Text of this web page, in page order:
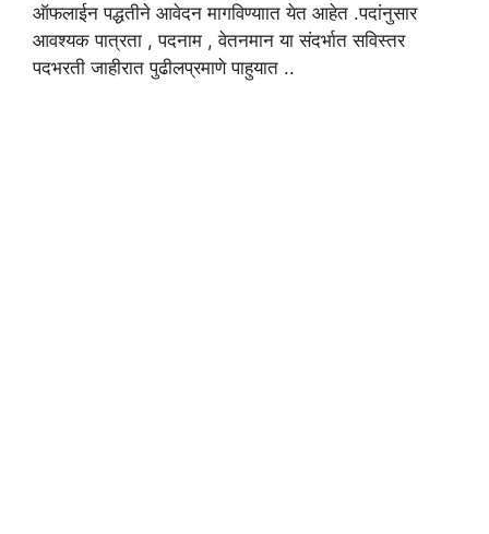
ऑफलाईन पद्धतीने आवेदन मागविण्याात येत आहेत .पदांनुसार
आवश्यक पात्रता , पदनाम , वेतनमान या संदर्भात सविस्तर
पदभरती जाहीरात पुढीलप्रमाणे पाहुयात ..